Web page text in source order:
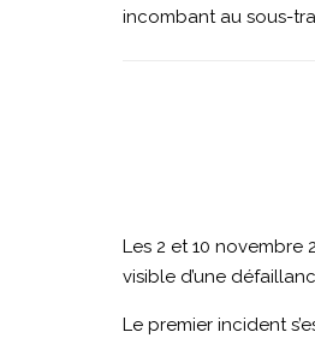
incombant au sous-
Les 2 et 10 novembre
visible d’une
Le premier incident